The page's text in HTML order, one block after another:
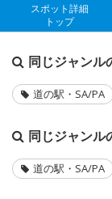
スポット詳細
トップ
同じジャンル
道の駅・SA/PA
同じジャンル
道の駅・SA/PA